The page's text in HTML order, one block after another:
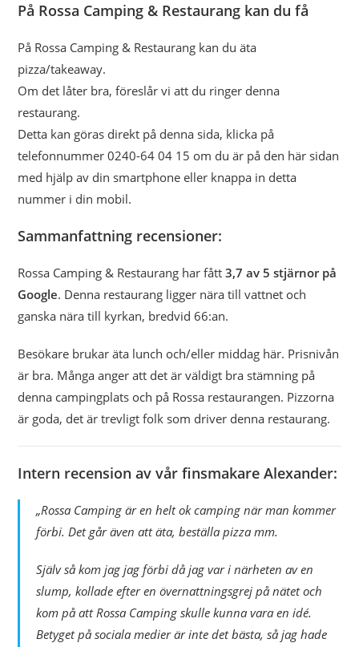
På Rossa Camping & Restaurang kan du få
På Rossa Camping & Restaurang kan du äta
pizza/takeaway.
Om det låter bra, föreslår vi att du ringer denna
restaurang.
Detta kan göras direkt på denna sida, klicka på
telefonnummer 0240-64 04 15 om du är på den här sidan
med hjälp av din smartphone eller knappa in detta
nummer i din mobil.
Sammanfattning recensioner:
Rossa Camping & Restaurang har fått3,7 av 5 stjärnor på
Google. Denna restaurang ligger nära till vattnet och
ganska nära till kyrkan, bredvid 66:an.
Besökare brukar äta lunch och/eller middag här. Prisnivån
är bra. Många anger att det är väldigt bra stämning på
denna campingplats och på Rossa restaurangen. Pizzorna
är goda, det är trevligt folk som driver denna restaurang.
Intern recension av vår finsmakare Alexander:
„Rossa Camping är en helt ok camping när man kommer
förbi. Det går även att äta, beställa pizza mm.
Själv så kom jag jag förbi då jag var i närheten av en
slump, kollade efter en övernattningsgrej på nätet och
kom på att Rossa Camping skulle kunna vara en idé.
Betyget på sociala medier är inte det bästa, så jag hade